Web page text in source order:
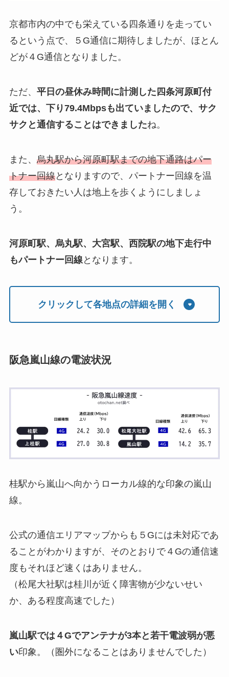
京都市内の中でも栄えている四条通りを走ってい
るという点で、５G通信に期待しましたが、ほとん
どが４G通信となりました。
ただ、 平日の昼休み時間に計測した四条河原町付
近では、下り79.4Mbpsも出ていましたので、サク
サクと通信することはできましたね。
また、 烏丸駅から河原町駅までの地下通路はパー
トナー回線となりますので、パートナー回線を温
存しておきたい人は地上を歩くようにしましょ
う。
河原町駅、烏丸駅、大宮駅、西院駅の地下走行中
もパートナー回線 となります。
クリックして各地点の詳細を開く
阪急嵐山線の電波状況
桂駅から嵐山へ向かうローカル線的な印象の嵐山
線。
公式の通信エリアマップからも５Gには未対応であ
ることがわかりますが、そのとおりで４Gの通信速
度もそれほど速くはありません。
（松尾大社駅は桂川が近く障害物が少ないせい
か、ある程度高速でした）
嵐山駅では４Gでアンテナが3本と若干電波弱が悪
い印象。（圏外になることはありませんでした）